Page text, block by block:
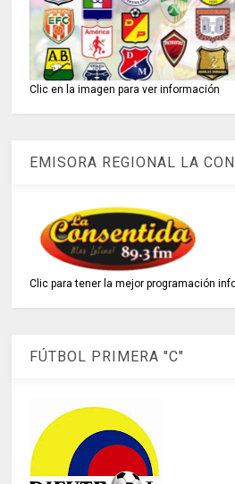
Clic en la imagen para ver información
EMISORA REGIONAL LA
Clic para tener la mejor programación
FÚTBOL PRIMERA "C"